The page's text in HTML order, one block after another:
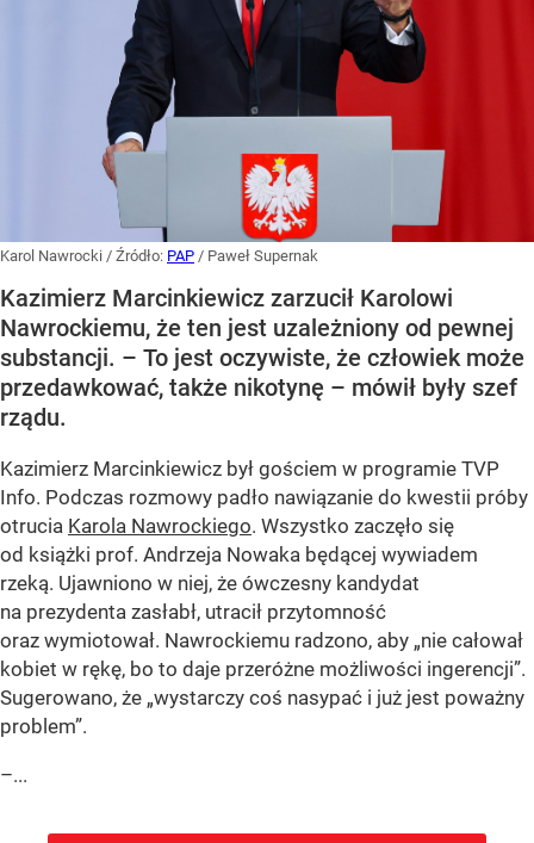
Karol Nawrocki / Źródło: PAP / Paweł Supernak
Kazimierz Marcinkiewicz zarzucił Karolowi
Nawrockiemu, że ten jest uzależniony od pewnej
substancji. – To jest oczywiste, że człowiek może
przedawkować, także nikotynę – mówił były szef
rządu.
Kazimierz Marcinkiewicz był gościem w programie TVP
Info. Podczas rozmowy padło nawiązanie do kwestii próby
otrucia Karola Nawrockiego. Wszystko zaczęło się
od książki prof. Andrzeja Nowaka będącej wywiadem
rzeką. Ujawniono w niej, że ówczesny kandydat
na prezydenta zasłabł, utracił przytomność
oraz wymiotował. Nawrockiemu radzono, aby „nie całował
kobiet w rękę, bo to daje przeróżne możliwości ingerencji”.
Sugerowano, że „wystarczy coś nasypać i już jest poważny
problem”.
–...